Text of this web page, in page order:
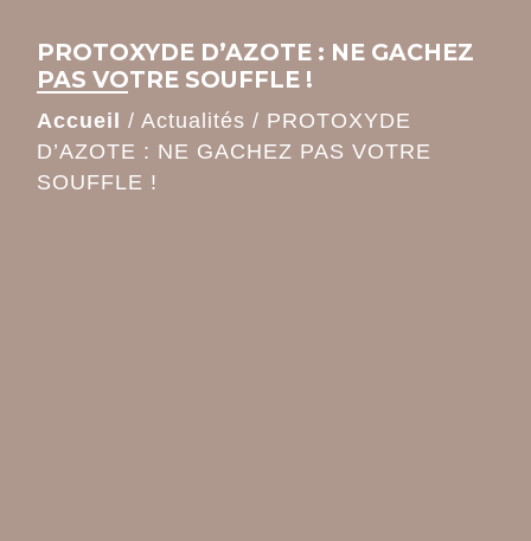
PROTOXYDE D’AZOTE : NE GACHEZ
PAS VOTRE SOUFFLE !
Accueil / Actualités / PROTOXYDE
D’AZOTE : NE GACHEZ PAS VOTRE
SOUFFLE !